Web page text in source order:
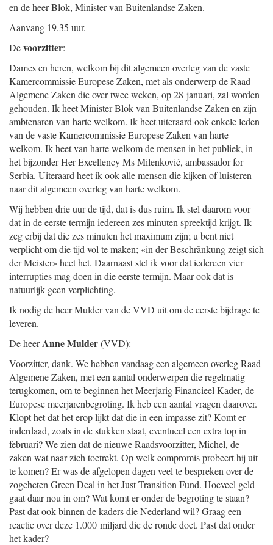
en de heer Blok, Minister van Buitenlandse Zaken.
Aanvang 19.35 uur.
Devoorzitter:
Dames en heren, welkom bij dit algemeen overleg van de vaste
Kamercommissie Europese Zaken, met als onderwerp de Raad
Algemene Zaken die over twee weken, op 28 januari, zal worden
gehouden. Ik heet Minister Blok van Buitenlandse Zaken en zijn
ambtenaren van harte welkom. Ik heet uiteraard ook enkele leden
van de vaste Kamercommissie Europese Zaken van harte
welkom. Ik heet van harte welkom de mensen in het publiek, in
het bijzonder Her Excellency Ms Milenković, ambassador for
Serbia. Uiteraard heet ik ook alle mensen die kijken of luisteren
naar dit algemeen overleg van harte welkom.
Wij hebben drie uur de tijd, dat is dus ruim. Ik stel daarom voor
dat in de eerste termijn iedereen zes minuten spreektijd krijgt. Ik
zeg erbij dat die zes minuten het maximum zijn; u bent niet
verplicht om die tijd vol te maken; «in der Beschränkung zeigt sich
der Meister» heet het. Daarnaast stel ik voor dat iedereen vier
interrupties mag doen in die eerste termijn. Maar ook dat is
natuurlijk geen verplichting.
Ik nodig de heer Mulder van de VVD uit om de eerste bijdrage te
leveren.
De heerAnne Mulder(VVD):
Voorzitter, dank. We hebben vandaag een algemeen overleg Raad
Algemene Zaken, met een aantal onderwerpen die regelmatig
terugkomen, om te beginnen het Meerjarig Financieel Kader, de
Europese meerjarenbegroting. Ik heb een aantal vragen daarover.
Klopt het dat het erop lijkt dat die in een impasse zit? Komt er
inderdaad, zoals in de stukken staat, eventueel een extra top in
februari? We zien dat de nieuwe Raadsvoorzitter, Michel, de
zaken wat naar zich toetrekt. Op welk compromis probeert hij uit
te komen? Er was de afgelopen dagen veel te bespreken over de
zogeheten Green Deal in het Just Transition Fund. Hoeveel geld
gaat daar nou in om? Wat komt er onder de begroting te staan?
Past dat ook binnen de kaders die Nederland wil? Graag een
reactie over deze 1.000 miljard die de ronde doet. Past dat onder
het kader?